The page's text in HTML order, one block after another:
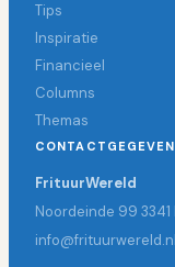
Tips
Inspiratie
Financieel
Columns
Themas
FrituurWereld
Noordeinde 99
info@frituurwereld.nl